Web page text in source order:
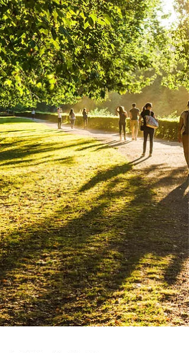
zásadní vliv na zdraví našeho srdce, hladinu cukru
v krvi, cholesterol a celkovou kondici. A dobrou
zprávou je, že nikdy není pozdě začít měnit věci k
lepšímu! Genetika ovlivňuje naše zdraví je